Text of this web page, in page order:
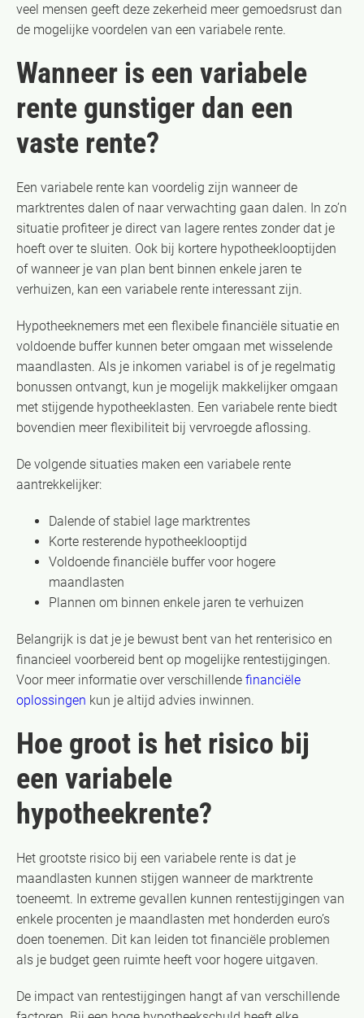
veel mensen geeft deze zekerheid meer gemoedsrust dan
de mogelijke voordelen van een variabele rente.
Wanneer is een variabele
rente gunstiger dan een
vaste rente?
Een variabele rente kan voordelig zijn wanneer de
marktrentes dalen of naar verwachting gaan dalen. In zo’n
situatie profiteer je direct van lagere rentes zonder dat je
hoeft over te sluiten. Ook bij kortere hypotheeklooptijden
of wanneer je van plan bent binnen enkele jaren te
verhuizen, kan een variabele rente interessant zijn.
Hypotheeknemers met een flexibele financiële situatie en
voldoende buffer kunnen beter omgaan met wisselende
maandlasten. Als je inkomen variabel is of je regelmatig
bonussen ontvangt, kun je mogelijk makkelijker omgaan
met stijgende hypotheeklasten. Een variabele rente biedt
bovendien meer flexibiliteit bij vervroegde aflossing.
De volgende situaties maken een variabele rente
aantrekkelijker:
Dalende of stabiel lage marktrentes
Korte resterende hypotheeklooptijd
Voldoende financiële buffer voor hogere
maandlasten
Plannen om binnen enkele jaren te verhuizen
Belangrijk is dat je je bewust bent van het renterisico en
financieel voorbereid bent op mogelijke rentestijgingen.
Voor meer informatie over verschillende financiële
oplossingen kun je altijd advies inwinnen.
Hoe groot is het risico bij
een variabele
hypotheekrente?
Het grootste risico bij een variabele rente is dat je
maandlasten kunnen stijgen wanneer de marktrente
toeneemt. In extreme gevallen kunnen rentestijgingen van
enkele procenten je maandlasten met honderden euro’s
doen toenemen. Dit kan leiden tot financiële problemen
als je budget geen ruimte heeft voor hogere uitgaven.
De impact van rentestijgingen hangt af van verschillende